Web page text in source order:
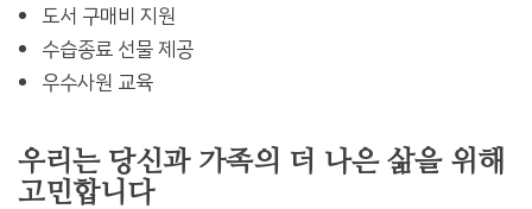
도서 구매비 지원
수습종료 선물 제공
우수사원 교육
우리는 당신과 가족의 더 나은 삶을 위해
고민합니다